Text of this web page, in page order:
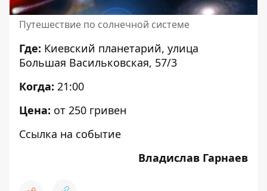
Путешествие по солнечной системе
Где: Киевский планетарий, улица
Большая Васильковская, 57/3
Когда: 21:00
Цена: от 250 гривен
Ссылка на событие
Владислав Гарнаев